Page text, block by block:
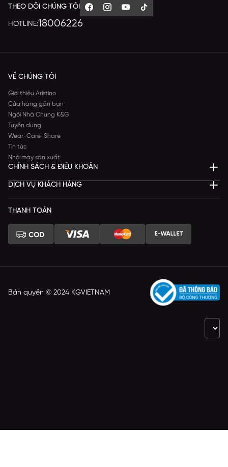
THEO DÕI CHÚNG TÔI
HOTLINE:18006226
VỀ CHÚNG TÔI
Giới thiệu Aristino
Cửa hàng gần bạn
Ngôi Nhà Chung K&G
Tuyển dụng
Wear-Care-Share
Tin tức
Nhà máy sản xuất
CHÍNH SÁCH & ĐIỀU KHOẢN
DỊCH VỤ KHÁCH HÀNG
THANH TOÁN
Bản quyền © 2024 KGVIETNAM